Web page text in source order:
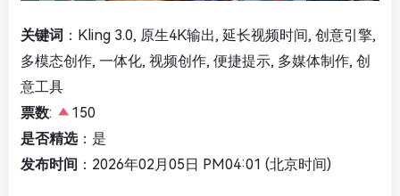
关键词 ：Kling 3.0, 原生4K输出, 延长视频时间, 创意引擎,
多模态创作, 一体化, 视频创作, 便捷提示, 多媒体制作, 创
意工具
票数:
150
是否精选：是
发布时间 ：2026年02月05日 PM04:01 (北京时间)